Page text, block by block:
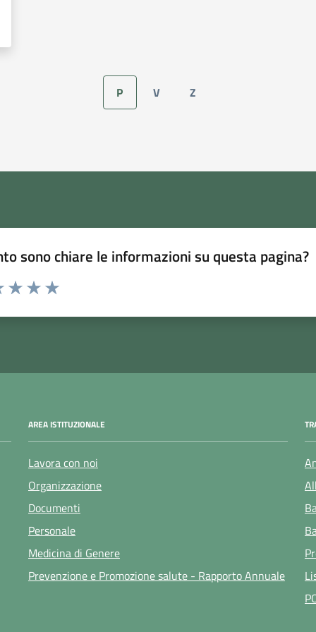
P V Z
sono chiare le informazioni su questa pagina?
AREA ISTITUZIONALE
Lavora con noi
Organizzazione
Documenti
Personale
Medicina di Genere
Prevenzione e Promozione salute - Rapporto Annuale